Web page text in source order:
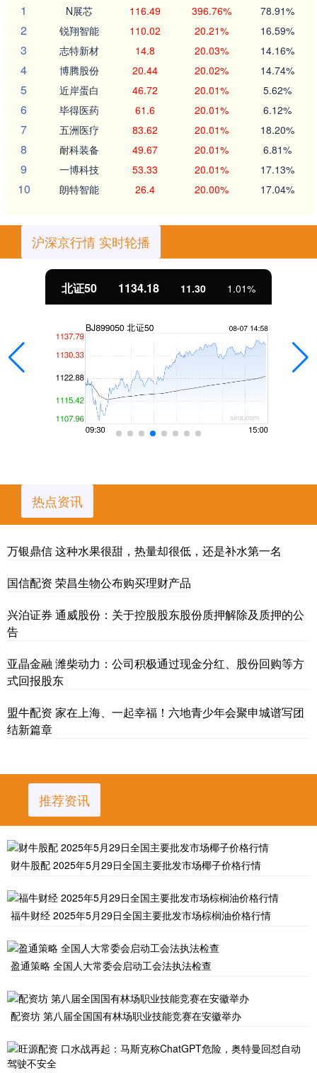
1
N展芯 116.49 396.76% 78.91%
2 锐翔智能 110.02 20.21% 16.59%
3 志特新材 14.8 20.03% 14.16%
4 博腾股份 20.44 20.02% 14.74%
5 近岸蛋白 46.72 20.01% 5.62%
6 毕得医药 61.6 20.01% 6.12%
7 五洲医疗 83.62 20.01% 18.20%
8 耐科装备 49.67 20.01% 6.81%
9 一博科技 53.33 20.01% 17.13%
10 朗特智能 26.4 20.00% 17.04%
沪深京行情 实时轮播
北证50 1134.18 11.30 1.01%
热点资讯
万银鼎信 这种水果很甜，热量却很低，还是补水第一名
国信配资 荣昌生物公布购买理财产品
兴泊证券 通威股份：关于控股股东股份质押解除及质押的公
告
亚晶金融 潍柴动力：公司积极通过现金分红、股份回购等方
式回报股东
盟牛配资 家在上海、一起幸福！六地青少年会聚申城谱写团
结新篇章
推荐资讯
财牛股配 2025年5月29日全国主要批发市场椰子价格行情
福牛财经 2025年5月29日全国主要批发市场棕榈油价格行情
盈通策略 全国人大常委会启动工会法执法检查
配资坊 第八届全国国有林场职业技能竞赛在安徽举办